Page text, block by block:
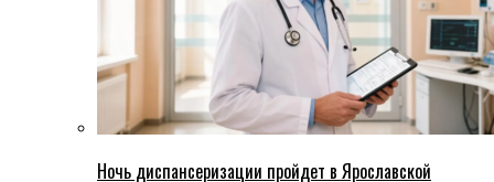
Ночь диспансеризации пройдет в Ярославской